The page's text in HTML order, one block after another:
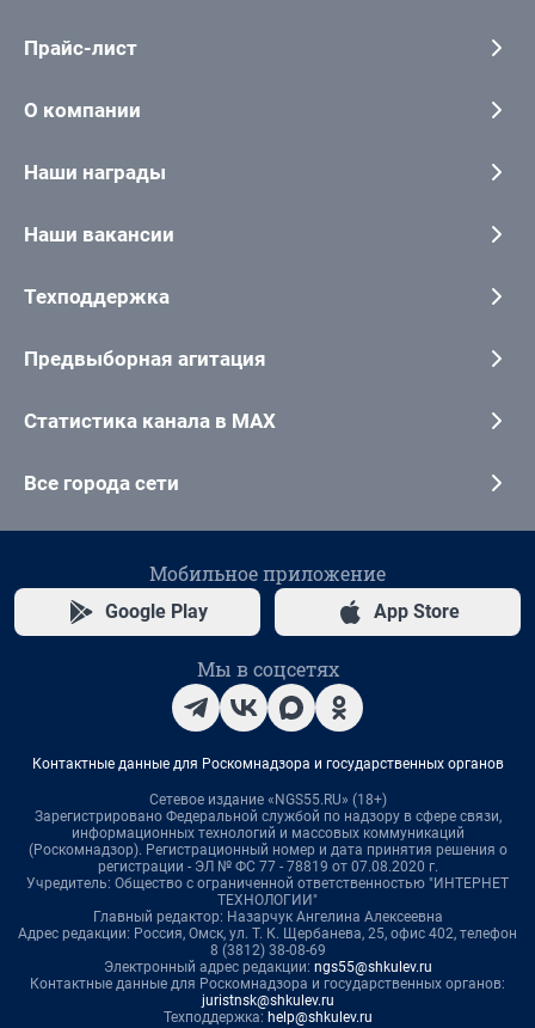
Прайс-лист
О компании
Наши награды
Наши вакансии
Техподдержка
Предвыборная агитация
Статистика канала в MAX
Все города сети
Мобильное приложение
Google Play App Store
Мы в соцсетях
Контактные данные для Роскомнадзора и государственных органов
Сетевое издание «NGS55.RU» (18+)
Зарегистрировано Федеральной службой по надзору в сфере связи,
информационных технологий и массовых коммуникаций
(Роскомнадзор). Регистрационный номер и дата принятия решения о
регистрации - ЭЛ № ФС 77 - 78819 от 07.08.2020 г.
Учредитель: Общество с ограниченной ответственностью "ИНТЕРНЕТ
ТЕХНОЛОГИИ"
Главный редактор: Назарчук Ангелина Алексеевна
Адрес редакции: Россия, Омск, ул. Т. К. Щербанева, 25, офис 402, телефон
8 (3812) 38-08-69
Электронный адрес редакции: ngs55@shkulev.ru
Контактные данные для Роскомнадзора и государственных органов:
juristnsk@shkulev.ru
Техподдержка: help@shkulev.ru